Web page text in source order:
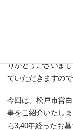
りがとうございま
ていただきますの
今回は、松戸市営
事をご紹介いたし
ら3,40年経ったお